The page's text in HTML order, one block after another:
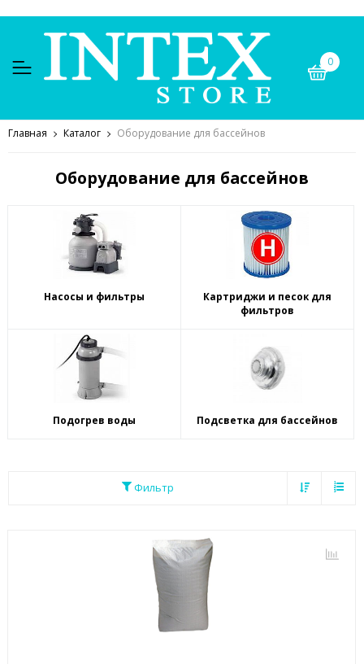
0
Главная Каталог Оборудование для бассейнов
Оборудование для бассейнов
Насосы и фильтры
Картриджи и песок для
фильтров
Подогрев воды Подсветка для бассейнов
Фильтр